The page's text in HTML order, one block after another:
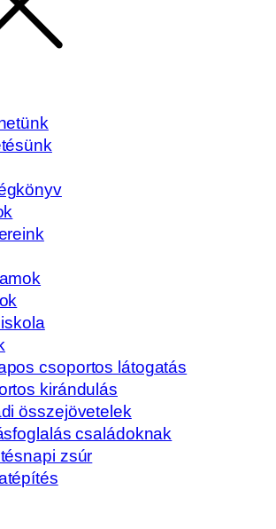
csoportos látogatás
kirándulás
összejövetelek
családoknak
zsúr